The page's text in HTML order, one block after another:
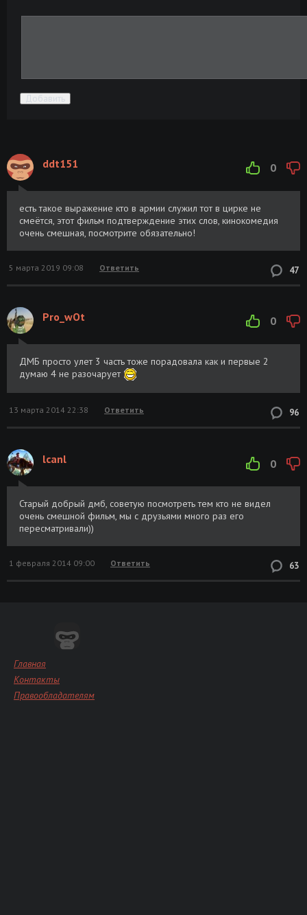
Добавить
0
ddt151
есть такое выражение кто в армии служил тот в цирке не
смеётся, этот фильм подтверждение этих слов, кинокомедия
очень смешная, посмотрите обязательно!
47
5 марта 2019 09:08 Ответить
0
Pro_wOt
ДМБ просто улет 3 часть тоже порадовала как и первые 2
думаю 4 не разочарует
96
13 марта 2014 22:38 Ответить
0
lcanl
Старый добрый дмб, советую посмотреть тем кто не видел
очень смешной фильм, мы с друзьями много раз его
пересматривали))
63
1 февраля 2014 09:00 Ответить
Главная
Контакты
Правообладателям